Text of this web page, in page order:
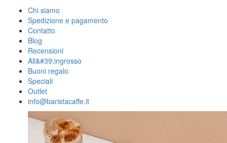
Chi siamo
Spedizione e pagamento
Contatto
Blog
Recensioni
All&#39;ingrosso
Buoni regalo
Speciali
Outlet
info@baristacaffe.it